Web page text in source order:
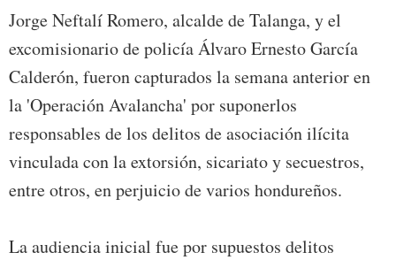
Jorge Neftalí Romero, alcalde de Talanga, y el
excomisionario de policía Álvaro Ernesto García
Calderón, fueron capturados la semana anterior en
la 'Operación Avalancha' por suponerlos
responsables de los delitos de asociación ilícita
vinculada con la extorsión, sicariato y secuestros,
entre otros, en perjuicio de varios hondureños.
La audiencia inicial fue por supuestos delitos